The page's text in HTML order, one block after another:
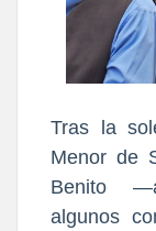
Tras la
Menor de
Benito
algunos